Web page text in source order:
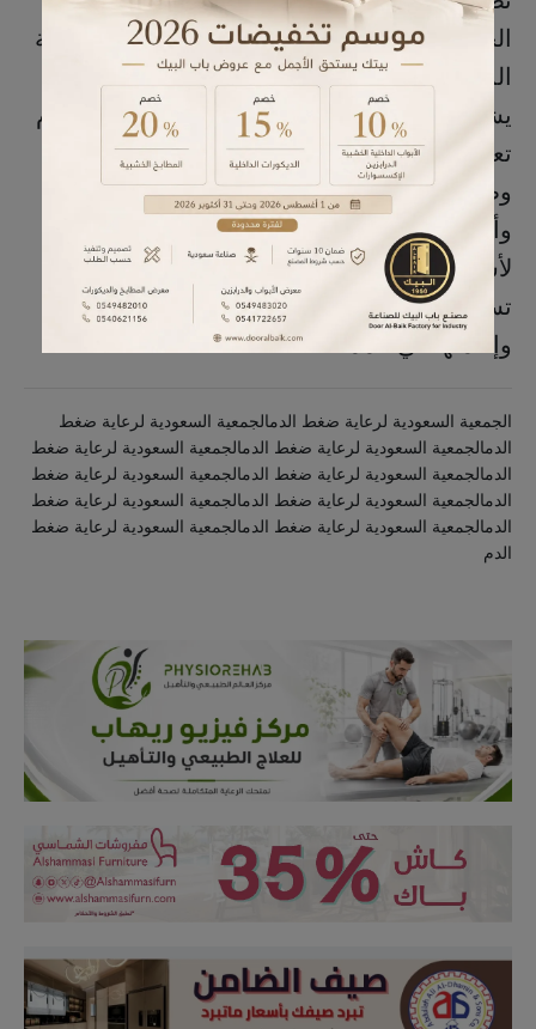
الجمعية "شمس" مثّلها الرئيس، فيما مثّل الشركة
المدير العام حسن علي آل زايد.
يشار إلى أن الجمعية السعودية لرعاية ضغط الدم
تعد إحدى الجمعيات الطبية الفاعلة التي بها أطباء
وطواقم صحية يعملون فيها بشكل تطوعي،
وأسهمت في كشف الإصابات بمرض ضغط الدم
لأشخاص لم يكونوا يعلمون أنهم مصابون، كما
تسهم في تقديم أبحاث، وحضور مؤتمرات،
وإقامتها في المملكة.
الجمعية السعودية لرعاية ضغط الدمالجمعية السعودية لرعاية ضغط
الدمالجمعية السعودية لرعاية ضغط الدمالجمعية السعودية لرعاية ضغط
الدمالجمعية السعودية لرعاية ضغط الدمالجمعية السعودية لرعاية ضغط
الدمالجمعية السعودية لرعاية ضغط الدمالجمعية السعودية لرعاية ضغط
الدمالجمعية السعودية لرعاية ضغط الدمالجمعية السعودية لرعاية ضغط
الدم